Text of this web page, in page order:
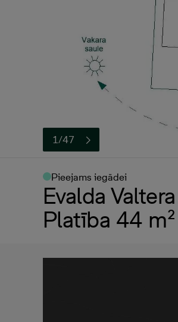
1/47
Pieejams iegādei
Evalda
Platība 44 m²